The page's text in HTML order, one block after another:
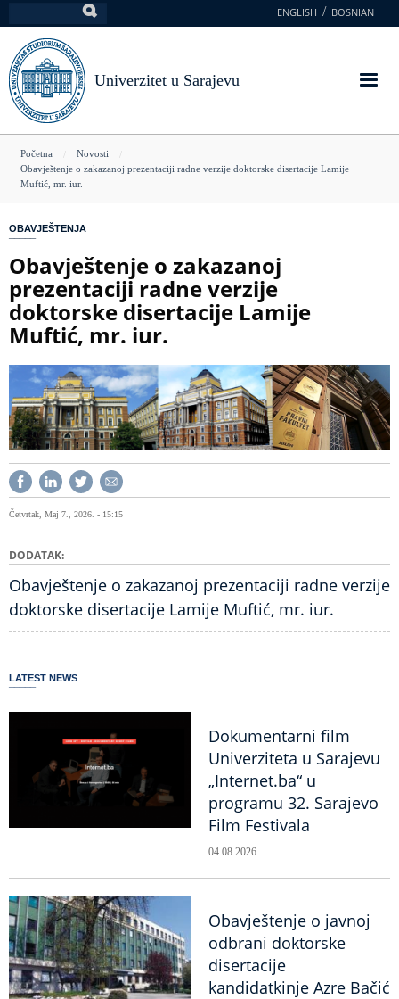
na
glavni
sadržaj
ENGLISH BOSNIAN
Univerzitet u Sarajevu
You
are
Početna
Novosti
Obavještenje o zakazanoj prezentaciji radne verzije doktorske disertacije Lamije
Muftić, mr. iur.
OBAVJEŠTENJA
Obavještenje o zakazanoj
prezentaciji radne verzije
doktorske disertacije Lamije
Muftić, mr. iur.
Četvrtak, Maj 7., 2026. - 15:15
DODATAK
Obavještenje o zakazanoj prezentaciji radne verzije
doktorske disertacije Lamije Muftić, mr. iur.
LATEST NEWS
Dokumentarni film
Univerziteta u Sarajevu
„Internet.ba“ u
programu 32. Sarajevo
Film Festivala
04.08.2026.
Obavještenje o javnoj
odbrani doktorske
disertacije
kandidatkinje Azre Bačić